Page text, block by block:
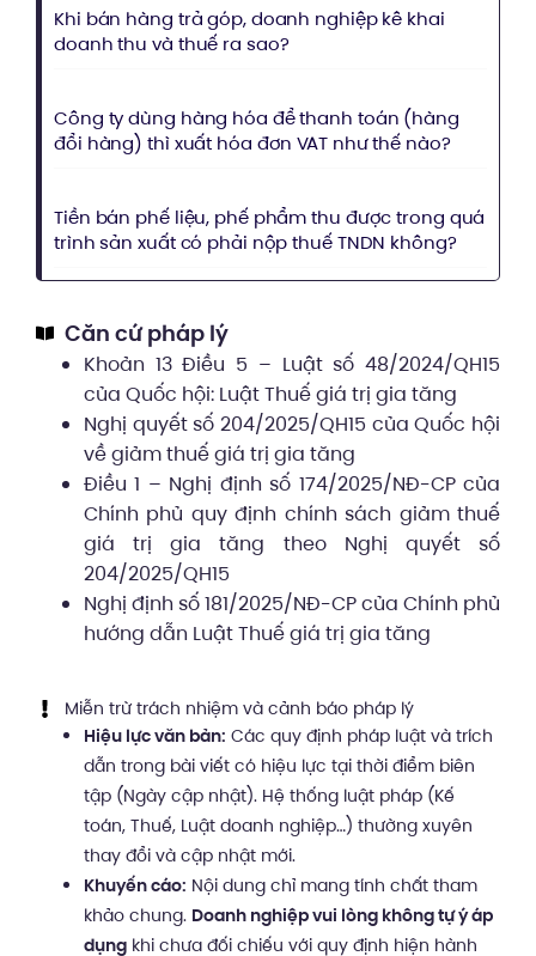
Khi bán hàng trả góp, doanh nghiệp kê khai
doanh thu và thuế ra sao?
Công ty dùng hàng hóa để thanh toán (hàng
đổi hàng) thì xuất hóa đơn VAT như thế nào?
Tiền bán phế liệu, phế phẩm thu được trong quá
trình sản xuất có phải nộp thuế TNDN không?
Căn cứ pháp lý
Khoản 13 Điều 5 – Luật số 48/2024/QH15
của Quốc hội: Luật Thuế giá trị gia tăng
Nghị quyết số 204/2025/QH15 của Quốc hội
về giảm thuế giá trị gia tăng
Điều 1 – Nghị định số 174/2025/NĐ-CP của
Chính phủ quy định chính sách giảm thuế
giá trị gia tăng theo Nghị quyết số
204/2025/QH15
Nghị định số 181/2025/NĐ-CP của Chính phủ
hướng dẫn Luật Thuế giá trị gia tăng
Miễn trừ trách nhiệm và cảnh báo pháp lý
Hiệu lực văn bản: Các quy định pháp luật và trích
dẫn trong bài viết có hiệu lực tại thời điểm biên
tập (Ngày cập nhật). Hệ thống luật pháp (Kế
toán, Thuế, Luật doanh nghiệp…) thường xuyên
thay đổi và cập nhật mới.
Khuyến cáo: Nội dung chỉ mang tính chất tham
khảo chung. Doanh nghiệp vui lòng không tự ý áp
dụng khi chưa đối chiếu với quy định hiện hành